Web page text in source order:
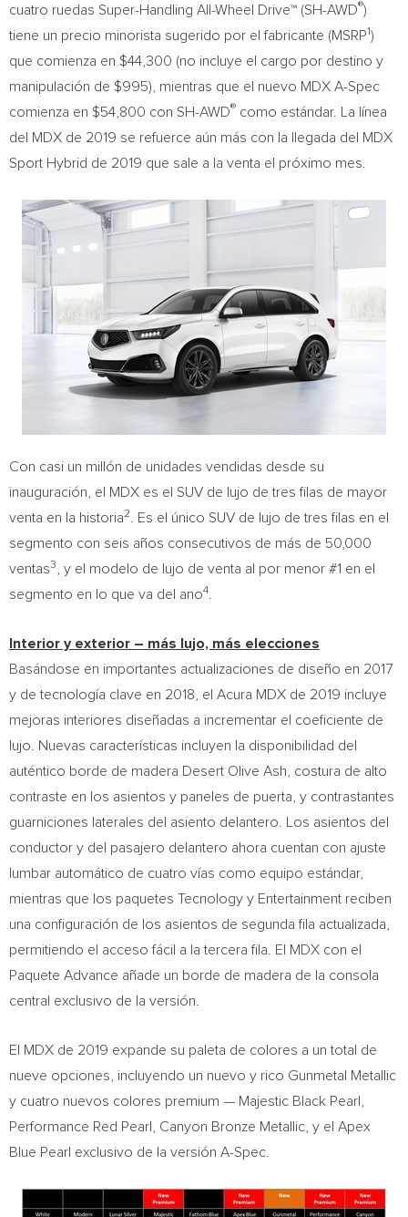
cuatro ruedas Super-Handling All-Wheel Drive™ (SH-AWD®)
tiene un precio minorista sugerido por el fabricante (MSRP1)
que comienza en $44,300 (no incluye el cargo por destino y
manipulación de $995), mientras que el nuevo MDX A-Spec
comienza en $54,800 con SH-AWD® como estándar. La línea
del MDX de 2019 se refuerce aún más con la llegada del MDX
Sport Hybrid de 2019 que sale a la venta el próximo mes.
Con casi un millón de unidades vendidas desde su
inauguración, el MDX es el SUV de lujo de tres filas de mayor
venta en la historia2
. Es el único SUV de lujo de tres filas en el
segmento con seis años consecutivos de más de 50,000
ventas3
, y el modelo de lujo de venta al por menor #1 en el
segmento en lo que va del ano4
Interior y exterior – más lujo, más elecciones
Basándose en importantes actualizaciones de diseño en 2017
y de tecnología clave en 2018, el Acura MDX de 2019 incluye
mejoras interiores diseñadas a incrementar el coeficiente de
lujo. Nuevas características incluyen la disponibilidad del
auténtico borde de madera Desert Olive Ash, costura de alto
contraste en los asientos y paneles de puerta, y contrastantes
guarniciones laterales del asiento delantero. Los asientos del
conductor y del pasajero delantero ahora cuentan con ajuste
lumbar automático de cuatro vías como equipo estándar,
mientras que los paquetes Tecnology y Entertainment reciben
una configuración de los asientos de segunda fila actualizada,
permitiendo el acceso fácil a la tercera fila. El MDX con el
Paquete Advance añade un borde de madera de la consola
central exclusivo de la versión.
El MDX de 2019 expande su paleta de colores a un total de
nueve opciones, incluyendo un nuevo y rico Gunmetal Metallic
y cuatro nuevos colores premium — Majestic Black Pearl,
Performance Red Pearl, Canyon Bronze Metallic, y el Apex
Blue Pearl exclusivo de la versión A-Spec.